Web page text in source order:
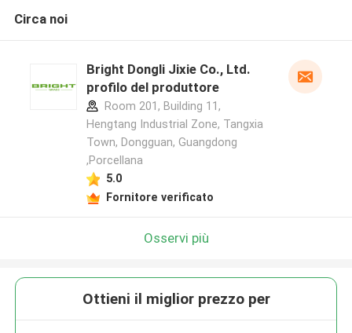
Circa noi
Bright Dongli Jixie Co., Ltd.
profilo del produttore
Room 201, Building 11,
Hengtang Industrial Zone, Tangxia
Town, Dongguan, Guangdong
,Porcellana
5.0
Fornitore verificato
Osservi più
Ottieni il miglior prezzo per